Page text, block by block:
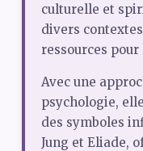
culturelle et
divers
ressources
Avec une
psychologie,
des symboles
Jung et Eliade,